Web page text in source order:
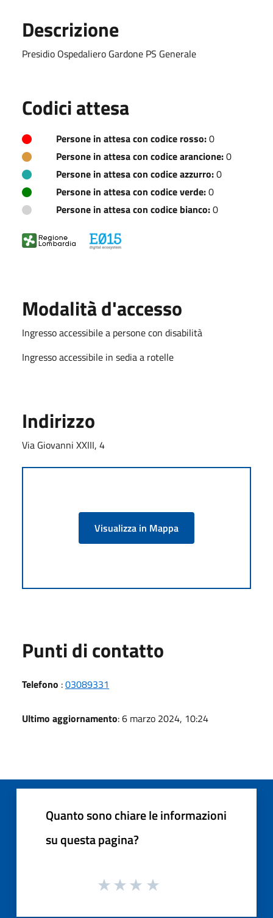
Descrizione
Presidio Ospedaliero Gardone PS Generale
Codici attesa
Persone in attesa con codice rosso:0
Persone in attesa con codice arancione:0
Persone in attesa con codice azzurro:0
Persone in attesa con codice verde:0
Persone in attesa con codice bianco:0
Modalità d'accesso
Ingresso accessibile a persone con disabilità
Ingresso accessibile in sedia a rotelle
Indirizzo
Via Giovanni XXIII, 4
Visualizza in Mappa
Punti di contatto
Telefono :03089331
Ultimo aggiornamento: 6 marzo 2024, 10:24
Quanto sono chiare le informazioni
su questa pagina?